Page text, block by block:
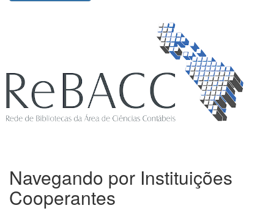
Navegando por Instituições
Cooperantes